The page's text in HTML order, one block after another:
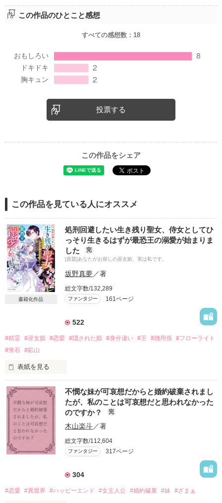
この作品のひとこと感想
すべての感想数： 18
投票する
この作品をシェア
この作品を見ている人にオススメ
書籍化作品
処刑回避したい生き残り聖女、侍女としてひ
っそり生きるはずが最恐王の溺愛が始まりま
した
完
[原題]あなたがお探しの巫女姫、実は私です。
坂野真夢／著
総文字数/132,289
ファンタジー 161ページ
522
#精霊 #巫女姫 #恋愛 #隠された姫 #身分違い #王 #雑用係 #フローライト
#蛍石 #鉱山
表紙を見る
かつてフローライトの精霊に愛された国と言われたボーフォー
ト公国
しかし、いつしかフローライトが採れなくなり、国は衰退して
いった。
難民を保護していた隣国レッドメイン王国は、第三王子ルーク
を大将として軍を編成し、
王となったルークの善政のおかげで日々の暮らしは送れるよう
になったが、まだまだ復興したとは言いずらい。
不憫な妹が可哀想だからと婚約破棄されまし
たが、私のことは可哀想だと思われなかった
のですか？
完
木山楽斗／著
総文字数/112,604
ファンタジー 317ページ
304
#恋愛 #異世界 #ハッピーエンド #女主人公 #婚約破棄 #妹 #ざまぁ